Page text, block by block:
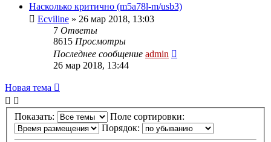
Насколько критично (m5a78l-m/usb3)
Ecviline » 26 мар 2018, 13:03
7 Ответы
8615 Просмотры
Последнее сообщение admin
26 мар 2018, 13:44
Новая
тема
Новая тема
Показать:
Поле сортировки:
Порядок: